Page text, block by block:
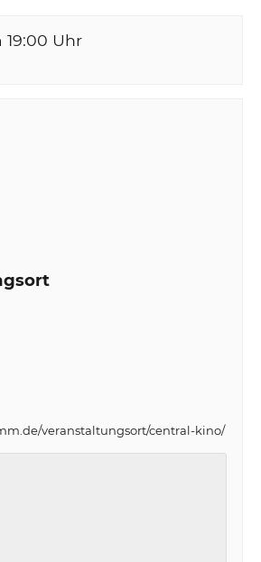
19:00 Uhr
veranstaltungsort/central-kino/